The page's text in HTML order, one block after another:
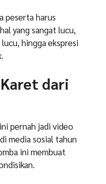
peserta harus
yang sangat lucu,
hingga ekspresi
dari
pernah jadi video
media sosial tahun
ini membuat